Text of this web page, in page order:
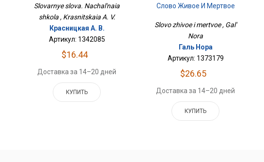
Slovarnye slova. Nachal'naia
shkola , Krasnitskaia A. V.
Красницкая А. В.
Артикул: 1342085
$16.44
Доставка за 14–20 дней
КУПИТЬ
Слово Живое И Мертвое
Slovo zhivoe i mertvoe , Gal'
Nora
Галь Нора
Артикул: 1373179
$26.65
Доставка за 14–20 дней
КУПИТЬ